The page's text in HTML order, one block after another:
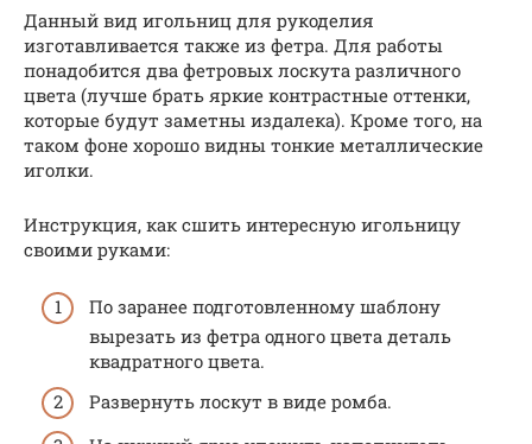
Данный вид игольниц для рукоделия
изготавливается также из фетра. Для работы
понадобится два фетровых лоскута различного
цвета (лучше брать яркие контрастные оттенки,
которые будут заметны издалека). Кроме того, на
таком фоне хорошо видны тонкие металлические
иголки.
Инструкция, как сшить интересную игольницу
своими руками:
По заранее подготовленному шаблону
вырезать из фетра одного цвета деталь
квадратного цвета.
Развернуть лоскут в виде ромба.